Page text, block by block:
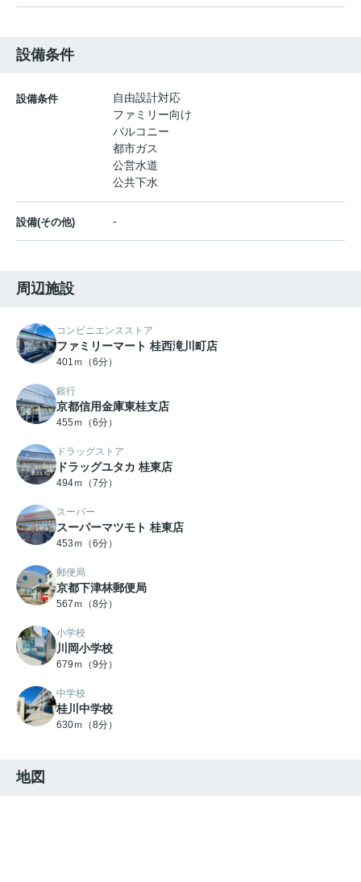
設備条件
設備条件
自由設計対応
ファミリー向け
バルコニー
都市ガス
公営水道
公共下水
設備(その他) -
周辺施設
コンビニエンスストア
ファミリーマート 桂西滝川町店
401ｍ（6分）
銀行
京都信用金庫東桂支店
455ｍ（6分）
ドラッグストア
ドラッグユタカ 桂東店
494ｍ（7分）
スーパー
スーパーマツモト 桂東店
453ｍ（6分）
郵便局
京都下津林郵便局
567ｍ（8分）
小学校
川岡小学校
679ｍ（9分）
中学校
桂川中学校
630ｍ（8分）
地図